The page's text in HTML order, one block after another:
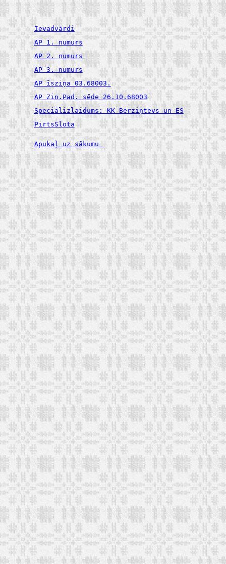
Ievadvārdi
AP 1. numurs
AP 2. numurs
AP 3. numurs
AP īsziņa 03.68003.
AP Zin.Pad. sēde 26.10.68003
Speciālizlaidums: KK Bērziņtēvs un ES
PirtsSlota
Apukaļ uz sākumu